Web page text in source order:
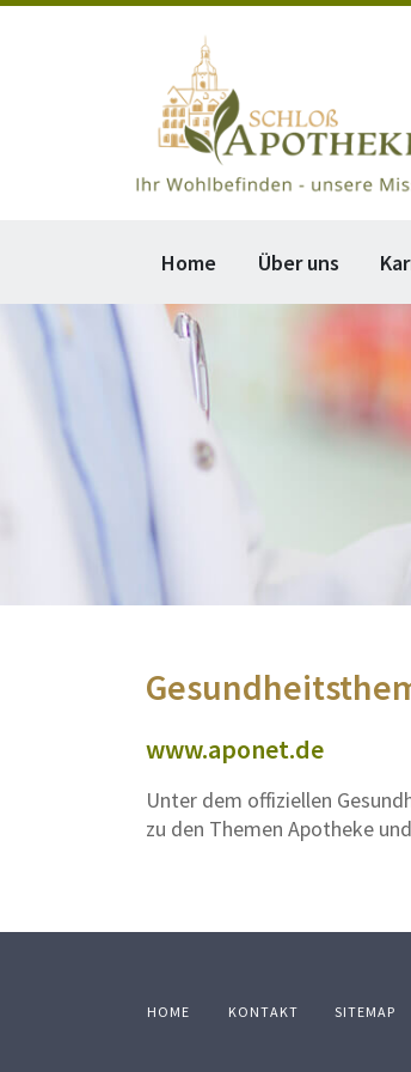
Home Über uns
www.aponet.de
Unter dem offiziellen
zu den Themen Apotheke
HOME KONTAKT SITEMAP